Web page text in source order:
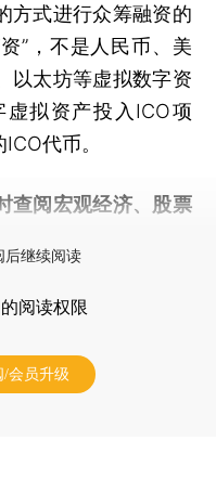
方式进行众筹融资的
”，不是人民币、美
以太坊等虚拟数字资
拟资产投入ICO项
代币。
查阅宏观经济、股票
后继续阅读
阅读权限
/会员升级